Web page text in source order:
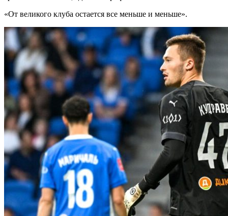
«От великого клуба остается все меньше и меньше».